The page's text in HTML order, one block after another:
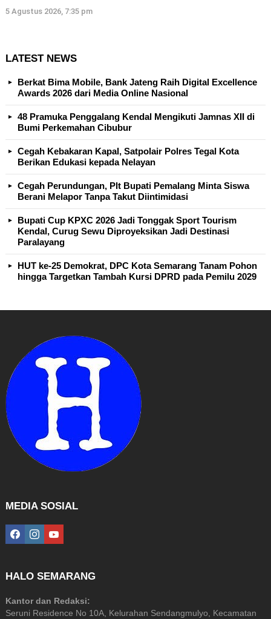
5 Agustus 2026, 7:35 pm
LATEST NEWS
Berkat Bima Mobile, Bank Jateng Raih Digital Excellence
Awards 2026 dari Media Online Nasional
48 Pramuka Penggalang Kendal Mengikuti Jamnas XII di
Bumi Perkemahan Cibubur
Cegah Kebakaran Kapal, Satpolair Polres Tegal Kota
Berikan Edukasi kepada Nelayan
Cegah Perundungan, Plt Bupati Pemalang Minta Siswa
Berani Melapor Tanpa Takut Diintimidasi
Bupati Cup KPXC 2026 Jadi Tonggak Sport Tourism
Kendal, Curug Sewu Diproyeksikan Jadi Destinasi
Paralayang
HUT ke-25 Demokrat, DPC Kota Semarang Tanam Pohon
hingga Targetkan Tambah Kursi DPRD pada Pemilu 2029
MEDIA SOSIAL
facebookinstagramyoutube
HALO SEMARANG
Kantor dan Redaksi:
Seruni Residence No 10A, Kelurahan Sendangmulyo, Kecamatan